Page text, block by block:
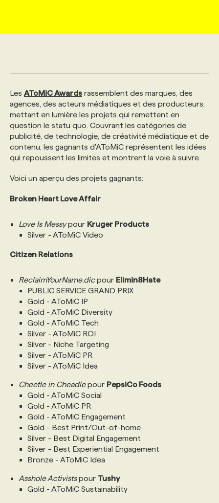
PRIX ET DISTINCTIONS
TENDANCES
GEO/SEO
ÉVÉNEMENTIEL
NOS AUTEUR‧RICES
ANNONCEZ AVEC NOUS
FAQ
ANNONCEZ AVEC NOUS
ANNONCEZ AVEC NOUS
NOS PARCOURS DE FORMATIONS
FORMATIONS PERSONNALISÉES
NOS FORMATEUR‧RICES
POURQUOI CHOISIR NOS FORMATIONS
ANNONCEZ AVEC NOUS
SERVICE DE CHASSE DE TÊTE
NOS TARIFS
NOS EXPERTISES
FAQ
Les AToMiC Awards rassemblent des marques, des
agences, des acteurs médiatiques et des producteurs,
mettant en lumière les projets qui remettent en
question le statu quo. Couvrant les catégories de
publicité, de technologie, de créativité médiatique et de
contenu, les gagnants d'AToMiC représentent les idées
qui repoussent les limites et montrent la voie à suivre.
Voici un aperçu des projets gagnants:
Broken Heart Love Affair
Love Is Messypour Kruger Products
Silver - AToMiC Video
Citizen Relations
ReclaimYourName.dicpour Elimin8Hate
PUBLIC SERVICE GRAND PRIX
Gold - AToMiC IP
Gold - AToMiC Diversity
Gold - AToMiC Tech
Silver - AToMiC ROI
Silver - Niche Targeting
Silver - AToMiC PR
Silver - AToMiC Idea
Cheetle in Cheadlepour PepsiCo Foods
Gold - AToMiC Social
Gold - AToMiC PR
Gold - AToMiC Engagement
Gold - Best Print/Out-of-home
Silver - Best Digital Engagement
Silver - Best Experiential Engagement
Bronze - AToMiC Idea
Asshole Activistspour Tushy
Gold - AToMiC Sustainability